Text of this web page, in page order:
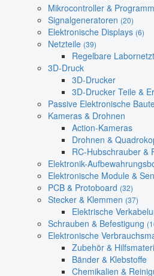
Mikrocontroller &
Signalgeneratoren (20)
Elektronische Displays (6)
Netzteile (39)
Regelbare
3D-Druck
3D-Drucker
3D-Drucker Teile &
Passive Elektronische
Kameras & Drohnen
Action-Kameras
Drohnen &
RC-Hubschrauber &
Elektronik-
Elektronische Module &
PCB & Protoboard (32)
Stecker & Klemmen (37)
Elektrische
Schrauben & Befestigung
Elektronische
Zubehör &
Bänder & Klebstoffe
Chemikalien &